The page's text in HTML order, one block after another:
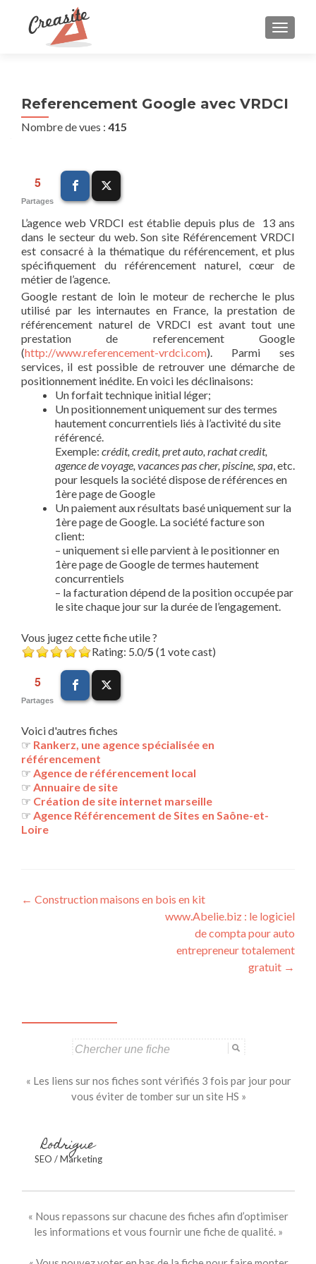
Referencement Google avec VRDCI
Nombre de vues : 415
5
Partages
L’agence web VRDCI est établie depuis plus de 13 ans
dans le secteur du web. Son site Référencement VRDCI
est consacré à la thématique du référencement, et plus
spécifiquement du référencement naturel, cœur de
métier de l’agence.
Google restant de loin le moteur de recherche le plus
utilisé par les internautes en France, la prestation de
référencement naturel de VRDCI est avant tout une
prestation de referencement Google
(http://www.referencement-vrdci.com). Parmi ses
services, il est possible de retrouver une démarche de
positionnement inédite. En voici les déclinaisons:
Un forfait technique initial léger;
Un positionnement uniquement sur des termes
hautement concurrentiels liés à l’activité du site
référencé.
Exemple: crédit, credit, pret auto, rachat credit,
agence de voyage, vacances pas cher, piscine, spa, etc.
pour lesquels la société dispose de références en
1ère page de Google
Un paiement aux résultats basé uniquement sur la
1ère page de Google. La société facture son
client:
– uniquement si elle parvient à le positionner en
1ère page de Google de termes hautement
concurrentiels
– la facturation dépend de la position occupée par
le site chaque jour sur la durée de l’engagement.
Vous jugez cette fiche utile ?
Rating: 5.0/5 (1 vote cast)
5
Partages
Voici d'autres fiches
☞ Rankerz, une agence spécialisée en
référencement
☞ Agence de référencement local
☞ Annuaire de site
☞ Création de site internet marseille
☞ Agence Référencement de Sites en Saône-et-
Loire
Navigation
← Construction maisons en bois en kit
www.Abelie.biz : le logiciel
de compta pour auto
entrepreneur totalement
gratuit →
« Les liens sur nos fiches sont vérifiés 3 fois par jour pour
vous éviter de tomber sur un site HS »
Rodrigue
SEO / Marketing
« Nous repassons sur chacune des fiches afin d’optimiser
les informations et vous fournir une fiche de qualité. »